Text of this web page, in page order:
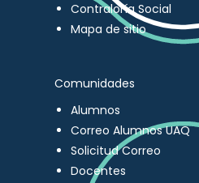
Contraloría Social
Mapa de sitio
Comunidades
Alumnos
Correo Alumnos UAQ
Solicitud Correo
Docentes